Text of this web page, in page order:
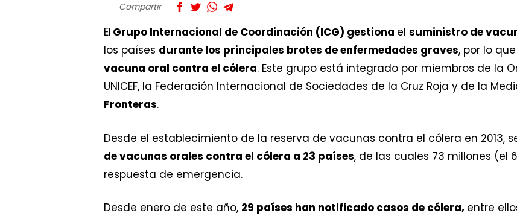
Compartir
El Grupo Internacional de Coordinación (ICG) gestiona el suministro de
los países durante los principales brotes de enfermedades graves, por lo que
vacuna oral contra el cólera. Este grupo está integrado por miembros de la
UNICEF, la Federación Internacional de Sociedades de la Cruz Roja y de la
Fronteras.
Desde el establecimiento de la reserva de vacunas contra el cólera en 2013,
de vacunas orales contra el cólera a 23 países, de las cuales 73 millones (el
respuesta de emergencia.
Desde enero de este año, 29 países han notificado casos de cólera, entre